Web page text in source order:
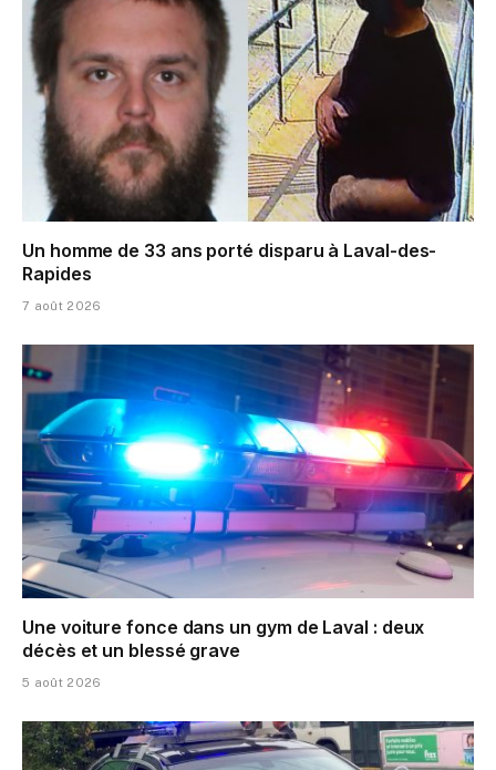
Un homme de 33 ans porté disparu à Laval-des-
Rapides
7 août 2026
Une voiture fonce dans un gym de Laval : deux
décès et un blessé grave
5 août 2026